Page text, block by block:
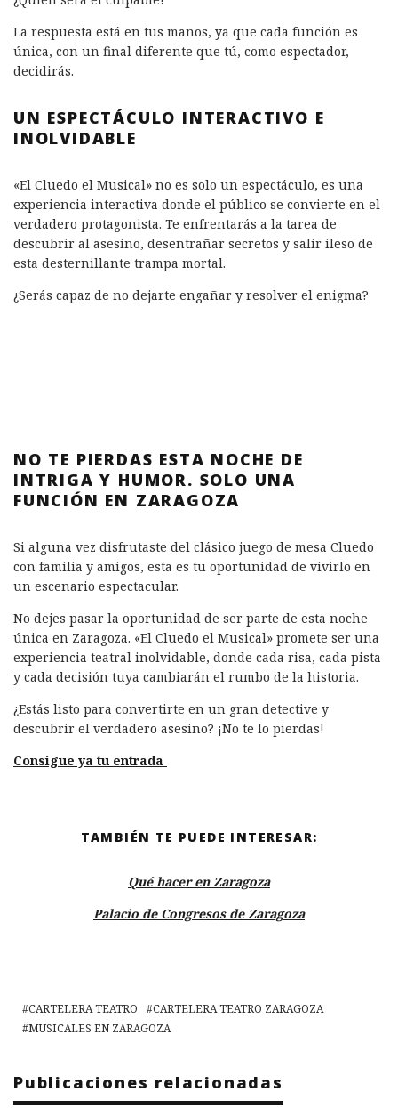
La respuesta está en tus manos, ya que cada función es
única, con un final diferente que tú, como espectador,
decidirás.
UN ESPECTÁCULO INTERACTIVO E
INOLVIDABLE
«El Cluedo el Musical» no es solo un espectáculo, es una
experiencia interactiva donde el público se convierte en el
verdadero protagonista. Te enfrentarás a la tarea de
descubrir al asesino, desentrañar secretos y salir ileso de
esta desternillante trampa mortal.
¿Serás capaz de no dejarte engañar y resolver el enigma?
NO TE PIERDAS ESTA NOCHE DE
INTRIGA Y HUMOR. SOLO UNA
FUNCIÓN EN ZARAGOZA
Si alguna vez disfrutaste del clásico juego de mesa Cluedo
con familia y amigos, esta es tu oportunidad de vivirlo en
un escenario espectacular.
No dejes pasar la oportunidad de ser parte de esta noche
única en Zaragoza. «El Cluedo el Musical» promete ser una
experiencia teatral inolvidable, donde cada risa, cada pista
y cada decisión tuya cambiarán el rumbo de la historia.
¿Estás listo para convertirte en un gran detective y
descubrir el verdadero asesino? ¡No te lo pierdas!
Consigue ya tu entrada
TAMBIÉN TE PUEDE INTERESAR:
Qué hacer en Zaragoza
Palacio de Congresos de Zaragoza
CARTELERA TEATRO
CARTELERA TEATRO ZARAGOZA
MUSICALES EN ZARAGOZA
Publicaciones relacionadas